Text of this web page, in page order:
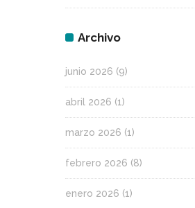
Archivo
junio 2026 (9)
abril 2026 (1)
marzo 2026 (1)
febrero 2026 (8)
enero 2026 (1)